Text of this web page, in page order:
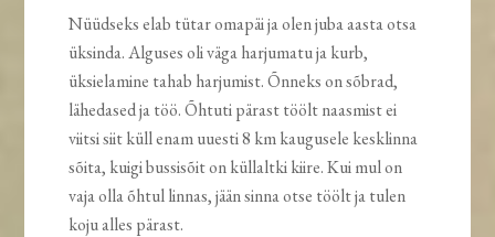
Nüüdseks elab tütar omapäi ja olen juba aasta otsa
üksinda. Alguses oli väga harjumatu ja kurb,
üksielamine tahab harjumist. Õnneks on sõbrad,
lähedased ja töö. Õhtuti pärast töölt naasmist ei
viitsi siit küll enam uuesti 8 km kaugusele kesklinna
sõita, kuigi bussisõit on küllaltki kiire. Kui mul on
vaja olla õhtul linnas, jään sinna otse töölt ja tulen
koju alles pärast.